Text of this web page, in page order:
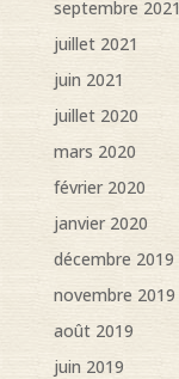
septembre 2021
juillet 2021
juin 2021
juillet 2020
mars 2020
février 2020
janvier 2020
décembre 2019
novembre 2019
août 2019
juin 2019